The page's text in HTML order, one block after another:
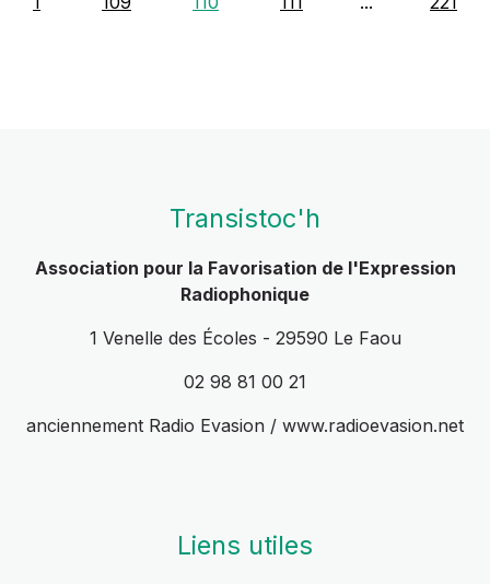
Transistoc'h
Association pour la Favorisation de l'Expression
Radiophonique
1 Venelle des Écoles - 29590 Le Faou
02 98 81 00 21
anciennement Radio Evasion / www.radioevasion.net
Liens utiles